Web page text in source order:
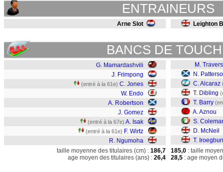
ENTRAINEURS
Arne Slot Leighton
BANCS DE
G. Mamardashvili
J. Frimpong
(entré à la 61e) C. Jones
W. Endo
A. Robertson
J. Gomez
(entré à la 67e) A. Isak
(entré à la 61e) F. Wirtz
R. Ngumoha
M. Travers
N.
C. Alcaraz
T. Dibling
T. Barry
A. Aznou
S.
D. McNeil
T.
taille moyenne des titulaires (cm) : 186,7
age moyen des titulaires (ans) : 26,4
185,0 : taille
28,5 : age moyen